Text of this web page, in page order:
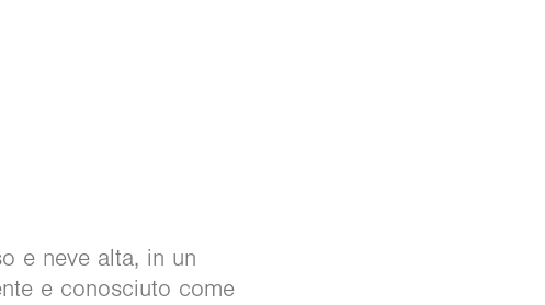
e neve alta, in un
e conosciuto come